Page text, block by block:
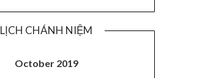
LỊCH CHÁNH NIỆM
October 2019